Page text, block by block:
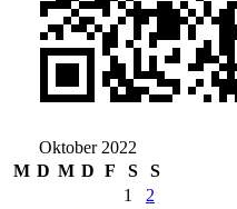
Oktober 2022
M D M D F S
S
1
2